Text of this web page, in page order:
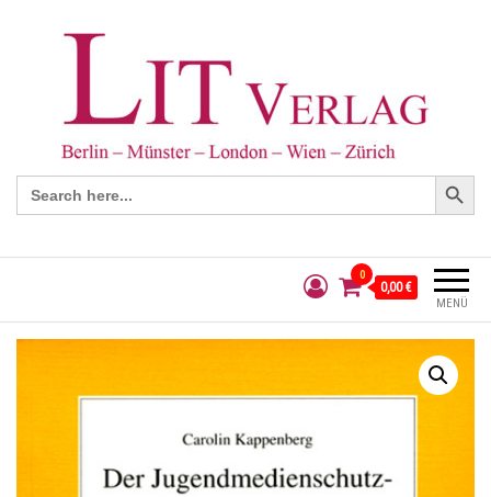
Search
for:
Search Button
MENÜ
0
0,00 €